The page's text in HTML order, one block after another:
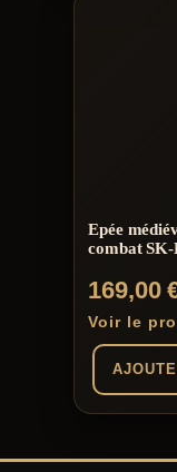
Epée
combat SK-
169,00
Voir le